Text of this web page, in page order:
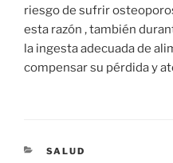
riesgo de sufrir
esta razón , también
la ingesta adecuada de
compensar su pérdida y
CATEGORÍAS
SALUD